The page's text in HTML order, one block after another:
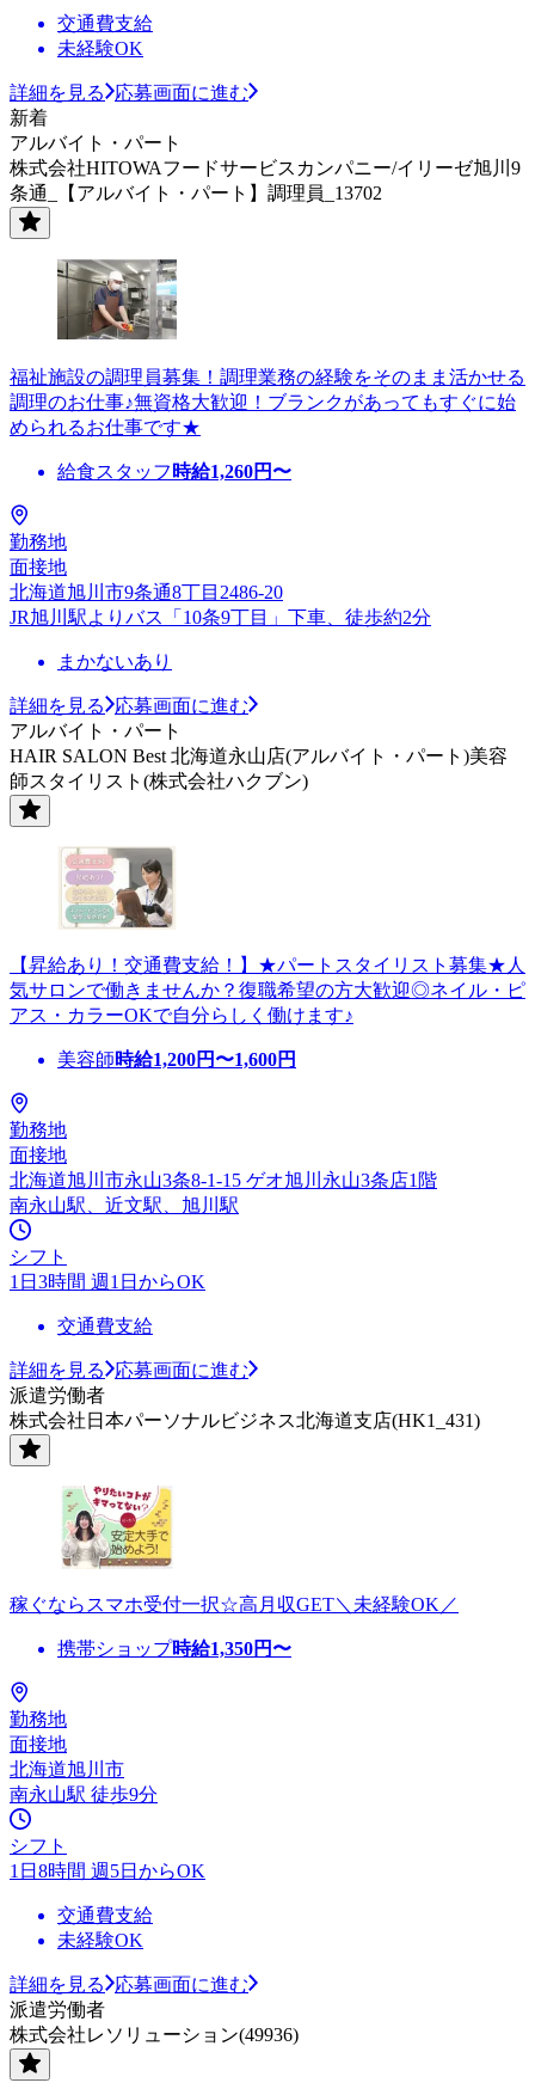
交通費支給
未経験OK
詳細を見る
応募画面に進む
新着
アルバイト・パート
株式会社HITOWAフードサービスカンパニー/イリーゼ旭川9
条通_【アルバイト・パート】調理員_13702
福祉施設の調理員募集！調理業務の経験をそのまま活かせる
調理のお仕事♪無資格大歓迎！ブランクがあってもすぐに始
められるお仕事です★
給食スタッフ 時給1,260円〜
勤務地
面接地
北海道旭川市9条通8丁目2486-20
JR旭川駅よりバス「10条9丁目」下車、徒歩約2分
まかないあり
詳細を見る
応募画面に進む
アルバイト・パート
HAIR SALON Best 北海道永山店(アルバイト・パート)美容
師スタイリスト(株式会社ハクブン)
【昇給あり！交通費支給！】★パートスタイリスト募集★人
気サロンで働きませんか？復職希望の方大歓迎◎ネイル・ピ
アス・カラーOKで自分らしく働けます♪
美容師時給1,200円〜1,600円
勤務地
面接地
北海道旭川市永山3条8-1-15 ゲオ旭川永山3条店1階
南永山駅、近文駅、旭川駅
シフト
1日3時間 週1日からOK
交通費支給
詳細を見る
応募画面に進む
派遣労働者
株式会社日本パーソナルビジネス北海道支店(HK1_431)
稼ぐならスマホ受付一択☆高月収GET＼未経験OK／
携帯ショップ時給1,350円〜
勤務地
面接地
北海道旭川市
南永山駅 徒歩9分
シフト
1日8時間 週5日からOK
交通費支給
未経験OK
詳細を見る
応募画面に進む
派遣労働者
株式会社レソリューション(49936)